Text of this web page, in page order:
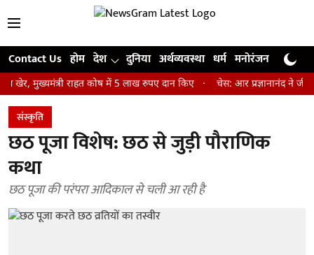
Contact Us होम देश दुनिया अर्थव्यवस्था धर्म मनोरंजन खेल
राहत कोष में 5 लाख रुपए दान किए चेस: आर प्रज्ञानानंद ने जीता सेंट
संस्कृति
छठ पूजा विशेष: छठ से जुड़ी पौराणिक
कथा
छठ पूजा की परंपरा आदिकाल से चली आ रही है